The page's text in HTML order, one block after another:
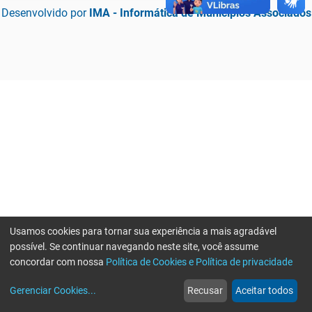
Desenvolvido por IMA - Informática de Municípios Associados
web
Notícias
more_horiz
Mais
Usamos cookies para tornar sua experiência a mais agradável
possível. Se continuar navegando neste site, você assume
concordar com nossa Política de Cookies e Política de privacidade
Gerenciar Cookies... Recusar Aceitar todos
Erro ao enviar informações, por favor tente novamente